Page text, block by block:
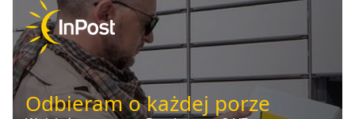
Odbieram o każdej porze